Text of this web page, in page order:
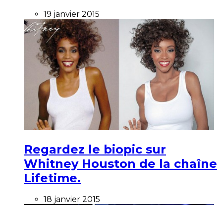
19 janvier 2015
Regardez le biopic sur
Whitney Houston de la chaîne
Lifetime.
18 janvier 2015